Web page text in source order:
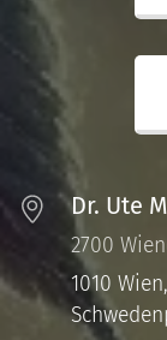
Dr. Ute
2700
1010